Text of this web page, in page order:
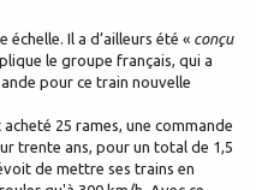
Il a d’ailleurs été « conçu
le groupe français, qui a
pour ce train nouvelle
25 rames, une commande
trente ans, pour un total de 1,5
de mettre ses trains en